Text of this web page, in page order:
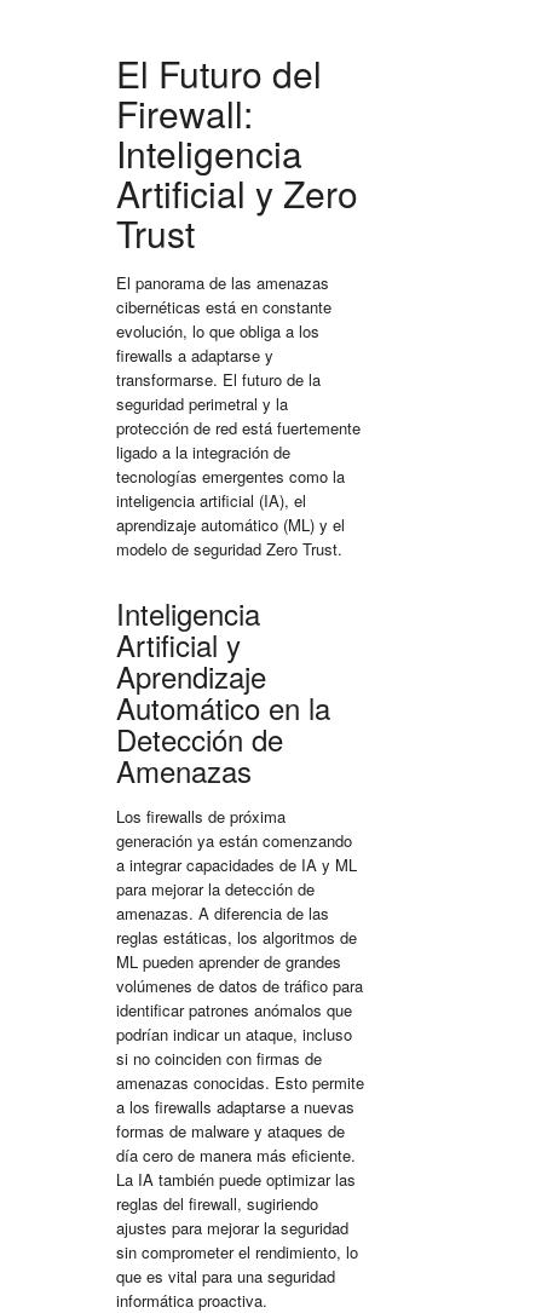
El Futuro del
Firewall:
Inteligencia
Artificial y Zero
Trust
El panorama de las amenazas
cibernéticas está en constante
evolución, lo que obliga a los
firewalls a adaptarse y
transformarse. El futuro de la
seguridad perimetral y la
protección de red está fuertemente
ligado a la integración de
tecnologías emergentes como la
inteligencia artificial (IA), el
aprendizaje automático (ML) y el
modelo de seguridad Zero Trust.
Inteligencia
Artificial y
Aprendizaje
Automático en la
Detección de
Amenazas
Los firewalls de próxima
generación ya están comenzando
a integrar capacidades de IA y ML
para mejorar la detección de
amenazas. A diferencia de las
reglas estáticas, los algoritmos de
ML pueden aprender de grandes
volúmenes de datos de tráfico para
identificar patrones anómalos que
podrían indicar un ataque, incluso
si no coinciden con firmas de
amenazas conocidas. Esto permite
a los firewalls adaptarse a nuevas
formas de malware y ataques de
día cero de manera más eficiente.
La IA también puede optimizar las
reglas del firewall, sugiriendo
ajustes para mejorar la seguridad
sin comprometer el rendimiento, lo
que es vital para una seguridad
informática proactiva.